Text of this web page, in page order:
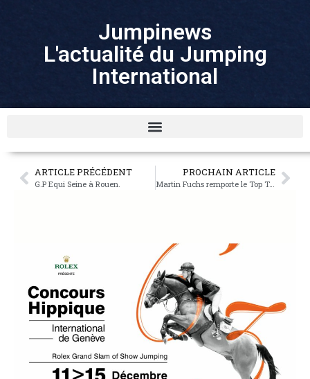
Jumpinews
L'actualité du Jumping
International
ARTICLE PRÉCÉDENT
G.P Equi Seine à Rouen.
PROCHAIN ARTICLE
Martin Fuchs remporte le Top Ten Rolex